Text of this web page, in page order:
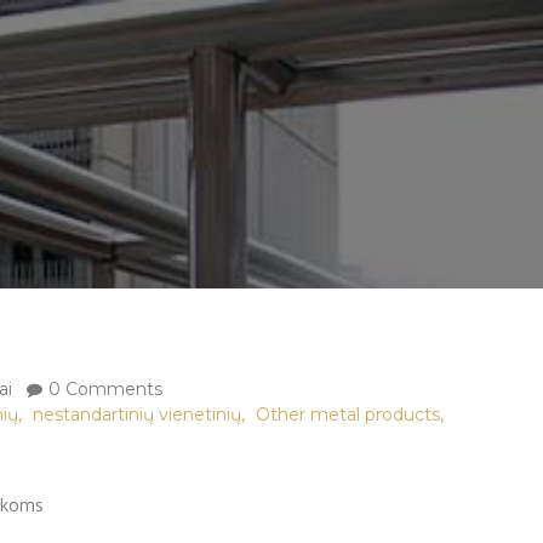
0 Comments
, nestandartinių vienetinių, Other metal products,